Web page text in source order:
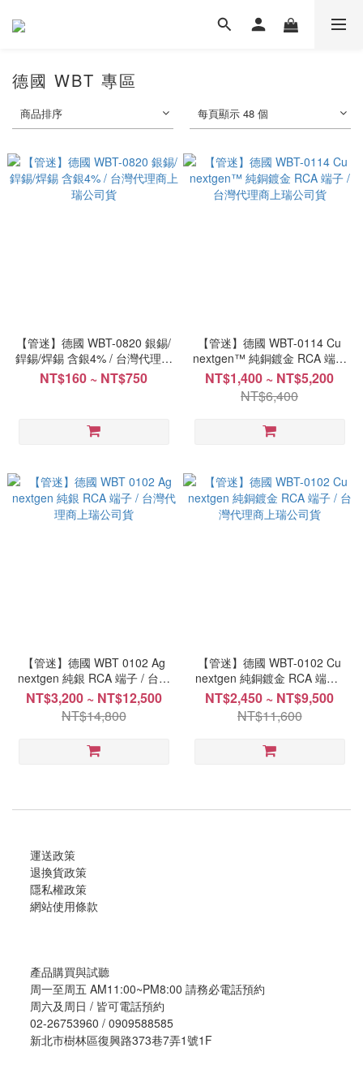
德國 WBT 專區
商品排序 每頁顯示 48 個
【管迷】德國 WBT-0820 銀錫/
銲錫/焊錫 含銀4% / 台灣代理商
上瑞公司貨
NT$160 ~ NT$750
【管迷】德國 WBT-0114 Cu
nextgen™ 純銅鍍金 RCA 端子
/ 台灣代理商上瑞公司貨
NT$1,400 ~ NT$5,200
NT$6,400
【管迷】德國 WBT 0102 Ag
nextgen 純銀 RCA 端子 / 台灣
代理商上瑞公司貨
NT$3,200 ~ NT$12,500
NT$14,800
【管迷】德國 WBT-0102 Cu
nextgen 純銅鍍金 RCA 端子 /
台灣代理商上瑞公司貨
NT$2,450 ~ NT$9,500
NT$11,600
運送政策
退換貨政策
隱私權政策
網站使用條款
產品購買與試聽
周一至周五 AM11:00~PM8:00 請務必電話預約
周六及周日 / 皆可電話預約
02-26753960 / 0909588585
新北市樹林區復興路373巷7弄1號1F